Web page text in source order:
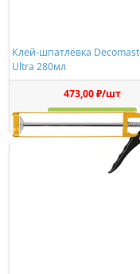
Клей-шпатлёвка
Ultra 280мл
473,00 ₽/шт
Купить